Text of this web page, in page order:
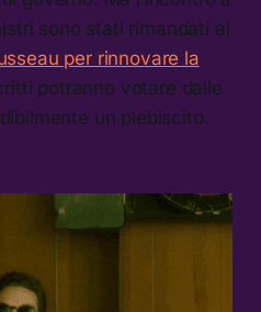
sono stati rimandati al
per rinnovare la
potranno votare dalle
un plebiscito.